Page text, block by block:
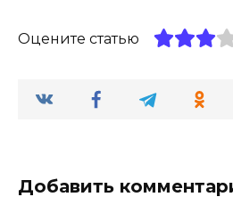
Оцените статью
Добавить